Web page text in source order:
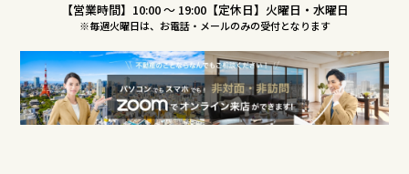
【営業時間】10:00 〜 19:00【定休日】火曜日・水曜日
※毎週火曜日は、お電話・メールのみの受付となります